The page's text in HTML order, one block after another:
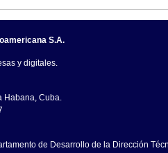
S.A.
y digitales.
Habana, Cuba.
de Desarrollo de la Dirección